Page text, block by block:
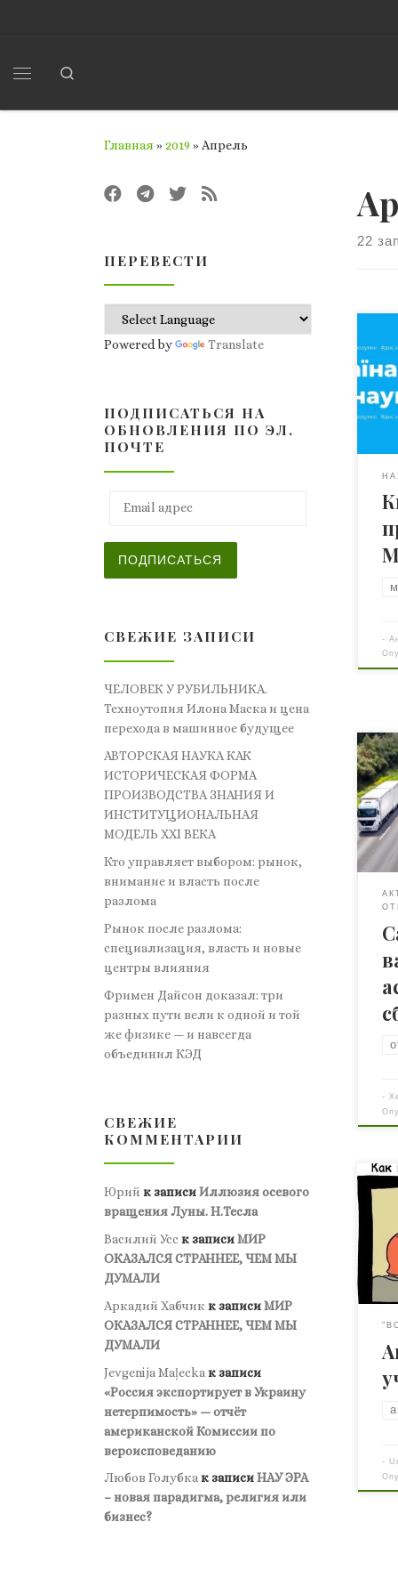
Главная »2019 »Апрель
22
В
за
в
-
что
Ну
-
—
***
***
-
ПЕРЕВЕСТИ
Powered by Translate
ПОДПИСАТЬСЯ НА
ОБНОВЛЕНИЯ ПО ЭЛ.
ПОЧТЕ
ПОДПИСАТЬСЯ
СВЕЖИЕ ЗАПИСИ
ЧЕЛОВЕК У РУБИЛЬНИКА.
Техноутопия Илона Маска и цена
перехода в машинное будущее
АВТОРСКАЯ НАУКА КАК
ИСТОРИЧЕСКАЯ ФОРМА
ПРОИЗВОДСТВА ЗНАНИЯ И
ИНСТИТУЦИОНАЛЬНАЯ
МОДЕЛЬ XXI ВЕКА
Кто управляет выбором: рынок,
внимание и власть после
разлома
Рынок после разлома:
специализация, власть и новые
центры влияния
Фримен Дайсон доказал: три
разных пути вели к одной и той
же физике — и навсегда
объединил КЭД
СВЕЖИЕ
КОММЕНТАРИИ
Юрий к записиИллюзия осевого
вращения Луны. Н.Тесла
Василий Усс к записиМИР
ОКАЗАЛСЯ СТРАННЕЕ, ЧЕМ МЫ
ДУМАЛИ
Аркадий Хабчик к записиМИР
ОКАЗАЛСЯ СТРАННЕЕ, ЧЕМ МЫ
ДУМАЛИ
Jevgenija Maļecka к записи
«Россия экспортирует в Украину
нетерпимость» — отчёт
американской Комиссии по
вероисповеданию
Любов Голубкак записиНАУ ЭРА
– новая парадигма, религия или
бизнес?